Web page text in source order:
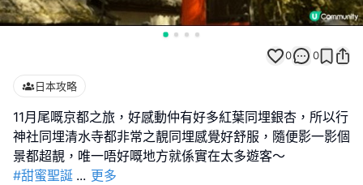
0 0
日本攻略
11月尾嘅京都之旅，好感動仲有好多紅葉同埋銀杏，所以行
神社同埋清水寺都非常之靚同埋感覺好舒服，隨便影一影個
#甜蜜聖誕 ... 更多